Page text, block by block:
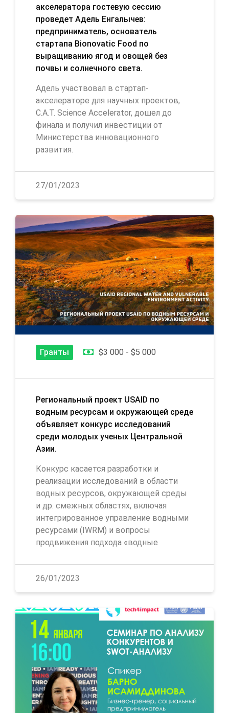
акселератора гостевую сессию
проведет Адель Енгалычев:
предприниматель, основатель
стартапа Bionovatic Food по
выращиванию ягод и овощей без
почвы и солнечного света.
Адель участвовал в стартап-
акселераторе для научных проектов,
C.A.T. Science Accelerator, дошел до
финала и получил инвестиции от
Министерства инновационного
развития.
27/01/2023
Гранты $3 000 - $5 000
Региональный проект USAID по
водным ресурсам и окружающей среде
объявляет конкурс исследований
среди молодых ученых Центральной
Азии.
Конкурс касается разработки и
реализации исследований в области
водных ресурсов, окружающей среды
и др. смежных областях, включая
интегрированное управление водными
ресурсами (IWRM) и вопросы
продвижения подхода «водные
26/01/2023